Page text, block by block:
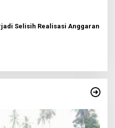
Selisih Realisasi Anggaran